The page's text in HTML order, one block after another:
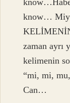
know…
zaman ayrı
kelimenin
“mi, mi,
Can…